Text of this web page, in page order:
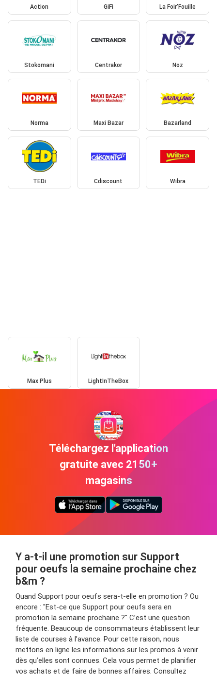
Action GiFi La Foir'Fouille
Stokomani Centrakor Noz
Norma Maxi Bazar Bazarland
TEDi Cdiscount Wibra
Max Plus LightInTheBox
Téléchargez l'application
gratuite avec 2150+
magasins
Y a-t-il une promotion sur Support
pour oeufs la semaine prochaine chez
b&m ?
Quand Support pour oeufs sera-t-elle en promotion ? Ou
encore : "Est-ce que Support pour oeufs sera en
promotion la semaine prochaine ?" C’est une question
fréquente. Beaucoup de consommateurs établissent leur
liste de courses à l’avance. Pour cette raison, nous
mettons en ligne les informations sur les promos à venir
dès qu’elles sont connues. Cela vous permet de planifier
vos achats et de faire de bonnes affaires. Consultez